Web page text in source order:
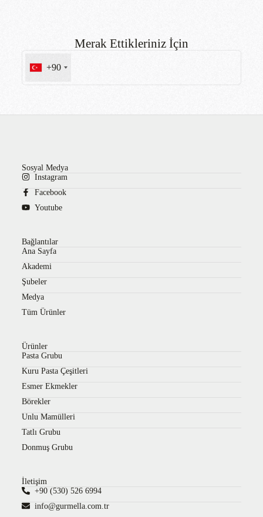
Merak Ettikleriniz İçin
+90
Sosyal Medya
Instagram
Facebook
Youtube
Bağlantılar
Ana Sayfa
Akademi
Şubeler
Medya
Tüm Ürünler
Ürünler
Pasta Grubu
Kuru Pasta Çeşitleri
Esmer Ekmekler
Börekler
Unlu Mamülleri
Tatlı Grubu
Donmuş Grubu
İletişim
+90 (530) 526 6994
info@gurmella.com.tr